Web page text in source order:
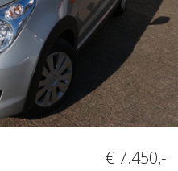
€ 7.450,-